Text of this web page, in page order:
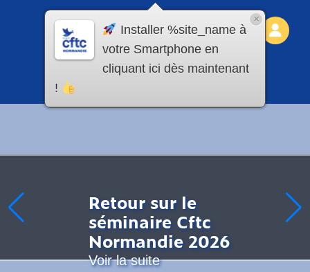
Retour sur le
séminaire Cftc
Normandie 2026
Voir la suite
Installer %site_name à
votre Smartphone en
cliquant ici dès maintenant
!
×